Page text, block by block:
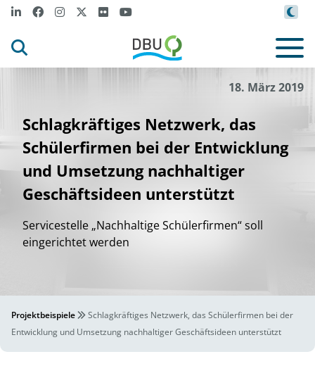
18. März 2019
Schlagkräftiges Netzwerk, das
Schülerfirmen bei der Entwicklung
und Umsetzung nachhaltiger
Geschäftsideen unterstützt
Servicestelle „Nachhaltige Schülerfirmen“ soll
eingerichtet werden
Projektbeispiele
Schlagkräftiges Netzwerk, das Schülerfirmen bei der
Entwicklung und Umsetzung nachhaltiger Geschäftsideen unterstützt